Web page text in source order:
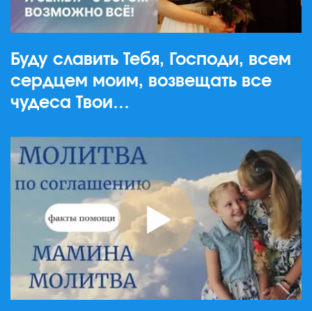
Буду славить Тебя, Господи, всем
сердцем моим, возвещать все
чудеса Твои…